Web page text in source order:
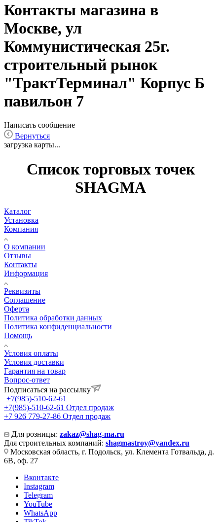
Контакты магазина в
Москве, ул
Коммунистическая 25г.
строительный рынок
"ТрактТерминал" Корпус Б
павильон 7
Написать сообщение
Вернуться
загрузка карты...
Список торговых точек
SHAGMA
Каталог
Установка
Компания
О компании
Отзывы
Контакты
Информация
Реквизиты
Соглашение
Оферта
Политика обработки данных
Политика конфиденциальности
Помощь
Условия оплаты
Условия доставки
Гарантия на товар
Вопрос-ответ
Подписаться на рассылку
+7(985)-510-62-61
+7(985)-510-62-61 Отдел продаж
‪+7 926 779-27-86‬ Отдел продаж
Для розницы: zakaz@shag-ma.ru
Для строительных компаний: shagmastroy@yandex.ru
Московская область, г. Подольск, ул. Клемента Готвальда, д.
6В, оф. 27
Вконтакте
Instagram
Telegram
YouTube
WhatsApp